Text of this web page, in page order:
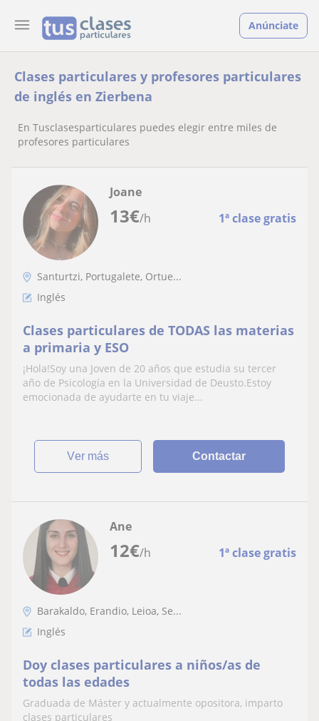
Anúnciate
Clases particulares y profesores particulares
de inglés en Zierbena
En Tusclasesparticulares puedes elegir entre miles de
profesores particulares
13€/h 1ª clase gratis
Joane
Santurtzi, Portugalete, Ortue...
Inglés
Clases particulares de TODAS las materias
a primaria y ESO
¡Hola!Soy una Joven de 20 años que estudia su tercer
año de Psicología en la Universidad de Deusto.Estoy
emocionada de ayudarte en tu viaje...
ver más Contactar
12€/h 1ª clase gratis
Ane
Barakaldo, Erandio, Leioa, Se...
Inglés
Doy clases particulares a niños/as de
todas las edades
Graduada de Máster y actualmente opositora, imparto
clases particulares